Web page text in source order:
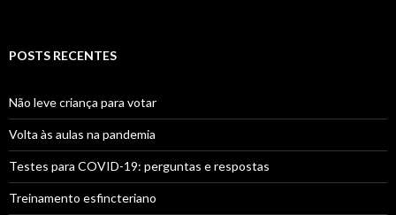
POSTS RECENTES
Não leve criança para votar
Volta às aulas na pandemia
Testes para COVID-19: perguntas e respostas
Treinamento esfincteriano